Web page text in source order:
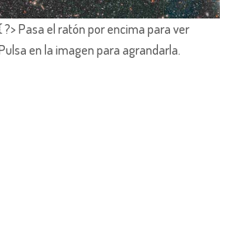
Pasa el ratón por encima para ver
en la imagen para agrandarla.